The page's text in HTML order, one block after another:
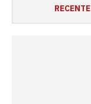
RECENTE